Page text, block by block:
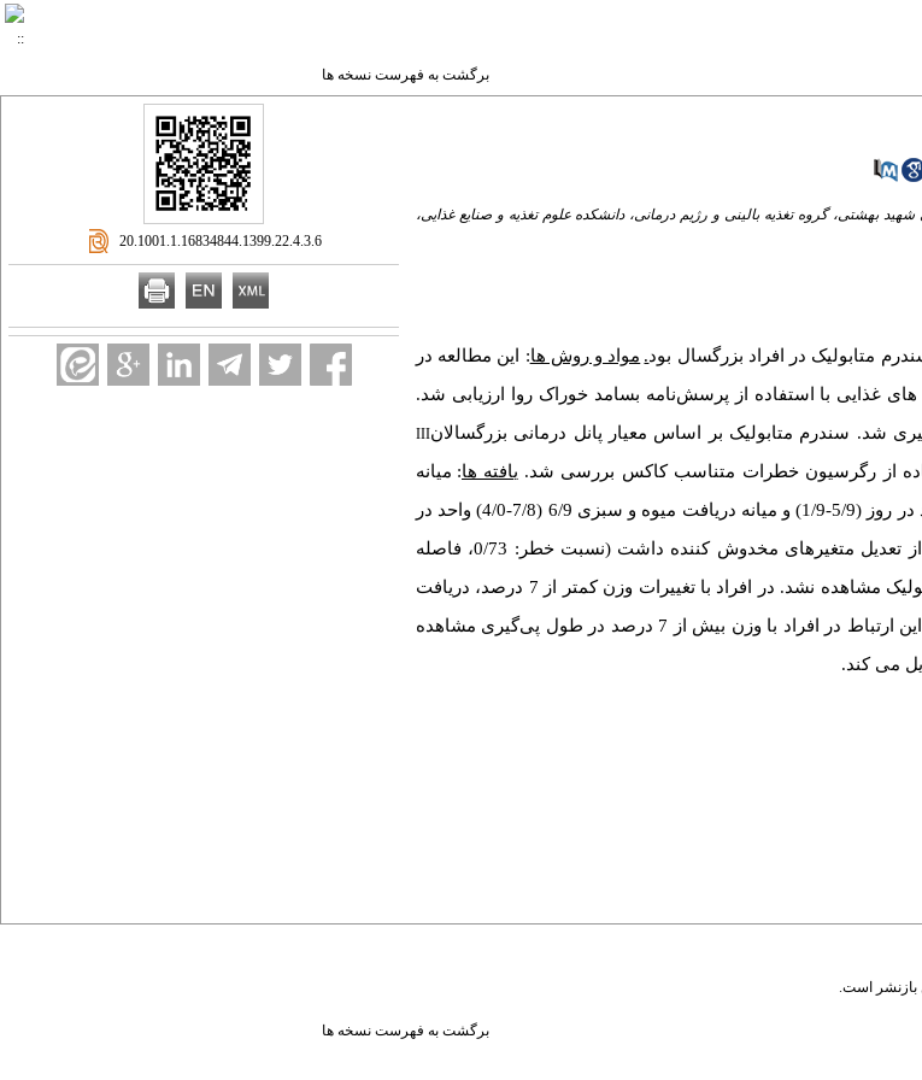
برگشت به فهرست نسخه ها
بهشتی، گروه تغذیه بالینی و رژیم درمانی، دانشکده علوم تغذیه و صنایع غذایی،
متابولیک در افراد بزرگسال بود. مواد و روش ­ها: این مطالعه در
در طول 8/9 سال پی‌گیری انجام شد. داده ­های غذایی با استفاده از پرسش‌نامه بسامد خوراک روا ارزیابی شد.
شد. سندرم متابولیک بر اساس معیار پانل درمانی بزرگسالانIII
از رگرسیون خطرات متناسب کاکس بررسی شد. یافته­ ها: میانه
دریافت میوه 3/5 واحد در روز (دامنه میان چارکی: 5/5-2/0)، میانه دریافت سبزی‌جات 3/1 واحد در روز (5/9-1/9) و میانه دریافت میوه و سبزی 6/9 (7/8-4/0) واحد در
روز بود. دریافت کل میوه و سبزی ارتباط معکوس معنی­ داری با بروز سندرم متابولیک پس از تعدیل متغیرهای مخدوش­ کننده داشت (نسبت خطر: 0/73، فاصله
اطمینان 95 درصد: 0/87-0/66). هیچ ارتباطی بین دریافت میوه و دریافت سبزی با سندرم متابولیک مشاهده نشد. در افراد با تغییرات وزن کمتر از 7 درصد، دریافت
میوه، دریافت سبزی، دریافت مجموع میوه و سبزی سبب کاهش خطر سندرم متابولیک شد. این ارتباط در افراد با وزن بیش از 7 درصد در طول پی‌گیری مشاهده
می­ کند.
‎ 20.1001.1.16834844.1399.22.4.3.6
بازنشر است.
برگشت به فهرست نسخه ها